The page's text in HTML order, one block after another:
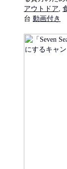
アウトドア,
台 動画付き